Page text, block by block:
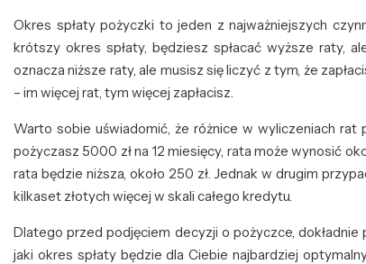
Okres spłaty pożyczki to jeden z najważniejszych
krótszy okres spłaty, będziesz spłacać wyższe raty,
oznacza niższe raty, ale musisz się liczyć z tym, że
– im więcej rat, tym więcej zapłacisz.
Warto sobie uświadomić, że różnice w wyliczeniach rat
pożyczasz 5000 zł na 12 miesięcy, rata może wynosić
rata będzie niższa, około 250 zł. Jednak w drugim
kilkaset złotych więcej w skali całego kredytu.
Dlatego przed podjęciem decyzji o pożyczce,
jaki okres spłaty będzie dla Ciebie najbardziej